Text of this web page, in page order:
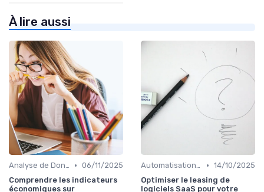
À lire aussi
Analyse de Données et Mesure de Performance • 06/11/2025
Comprendre les indicateurs
économiques sur
Automatisation du Marketing • 14/10/2025
Optimiser le leasing de
logiciels SaaS pour votre